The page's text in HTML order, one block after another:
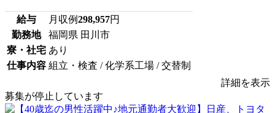
給与 月収例298,957円
勤務地
福岡県 田川市
寮・社宅 あり
仕事内容 組立・検査 / 化学系工場 / 交替制
詳細を表示
募集が停止しています